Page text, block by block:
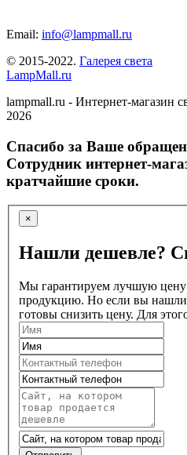
Email: info@lampmall.ru
© 2015-2022. Галерея света
LampMall.ru
lampmall.ru - Интернет-магазин
2026
Спасибо за Ваше
Сотрудник интернет-
кратчайшие сроки.
×
Нашли дешевле?
Мы гарантируем лучшую цену
продукцию. Но если вы
готовы снизить цену. Для